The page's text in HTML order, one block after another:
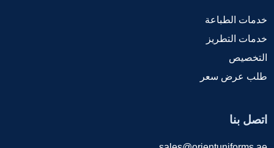
خدمات الطباعة
خدمات التطريز
التخصيص
طلب عرض سعر
اتصل بنا